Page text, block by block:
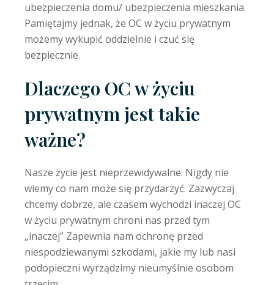
ubezpieczenia domu/ ubezpieczenia mieszkania.
Pamiętajmy jednak, że OC w życiu prywatnym
możemy wykupić oddzielnie i czuć się
bezpiecznie.
Dlaczego OC w życiu
prywatnym jest takie
ważne?
Nasze życie jest nieprzewidywalne. Nigdy nie
wiemy co nam może się przydarzyć. Zazwyczaj
chcemy dobrze, ale czasem wychodzi inaczej OC
w życiu prywatnym chroni nas przed tym
„inaczej” Zapewnia nam ochronę przed
niespodziewanymi szkodami, jakie my lub nasi
podopieczni wyrządzimy nieumyślnie osobom